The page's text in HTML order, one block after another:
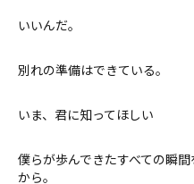
いいんだ。
別れの準備はできている。
いま、君に知ってほしい
僕らが歩んできたすべての瞬
から。